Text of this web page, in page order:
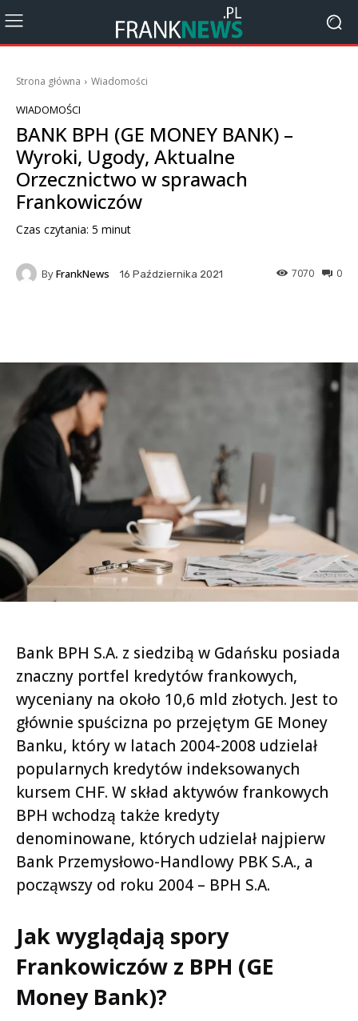
Strona główna Wiadomości
WIADOMOŚCI
BANK BPH (GE MONEY BANK) –
Wyroki, Ugody, Aktualne
Orzecznictwo w sprawach
Frankowiczów
Czas czytania: 5 minut
ByFrankNews 16 Października 2021 0
7070
Bank BPH S.A. z siedzibą w Gdańsku posiada
znaczny portfel kredytów frankowych,
wyceniany na około 10,6 mld złotych. Jest to
głównie spuścizna po przejętym GE Money
Banku, który w latach 2004-2008 udzielał
popularnych kredytów indeksowanych
kursem CHF. W skład aktywów frankowych
BPH wchodzą także kredyty
denominowane, których udzielał najpierw
Bank Przemysłowo-Handlowy PBK S.A., a
począwszy od roku 2004 – BPH S.A.
Jak wyglądają spory
Frankowiczów z BPH (GE
Money Bank)?